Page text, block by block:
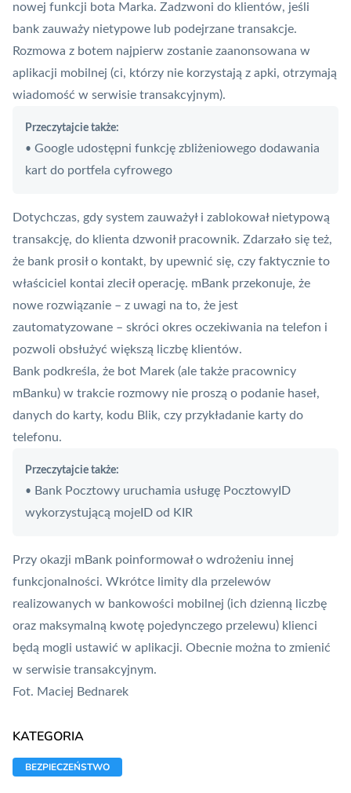
nowej funkcji bota Marka. Zadzwoni do klientów, jeśli
bank zauważy nietypowe lub podejrzane transakcje.
Rozmowa z botem najpierw zostanie zaanonsowana w
aplikacji mobilnej (ci, którzy nie korzystają z apki, otrzymają
wiadomość w serwisie transakcyjnym).
Przeczytajcie także:
• Google udostępni funkcję zbliżeniowego dodawania
kart do portfela cyfrowego
Dotychczas, gdy system zauważył i zablokował nietypową
transakcję, do klienta dzwonił pracownik. Zdarzało się też,
że bank prosił o kontakt, by upewnić się, czy faktycznie to
właściciel kontai zlecił operację. mBank przekonuje, że
nowe rozwiązanie – z uwagi na to, że jest
zautomatyzowane – skróci okres oczekiwania na telefon i
pozwoli obsłużyć większą liczbę klientów.
Bank podkreśla, że bot Marek (ale także pracownicy
mBanku) w trakcie rozmowy nie proszą o podanie haseł,
danych do karty, kodu Blik, czy przykładanie karty do
telefonu.
Przeczytajcie także:
• Bank Pocztowy uruchamia usługę PocztowyID
wykorzystującą mojeID od KIR
Przy okazji mBank poinformował o wdrożeniu innej
funkcjonalności. Wkrótce limity dla przelewów
realizowanych w bankowości mobilnej (ich dzienną liczbę
oraz maksymalną kwotę pojedynczego przelewu) klienci
będą mogli ustawić w aplikacji. Obecnie można to zmienić
w serwisie transakcyjnym.
Fot. Maciej Bednarek
KATEGORIA
BEZPIECZEŃSTWO